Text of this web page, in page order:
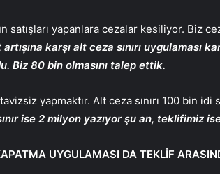
satışları yapanlara cezalar kesiliyor. Biz
karşı alt ceza sınırı uygulaması
Biz 80 bin olmasını talep ettik.
yapmaktır. Alt ceza sınırı 100 bin
ise 2 milyon yazıyor şu an, teklifimiz
UYGULAMASI DA TEKLİF